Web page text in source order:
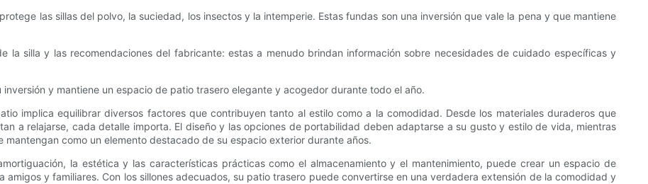
las sillas del polvo, la suciedad, los insectos y la intemperie. Estas fundas son una inversión que vale la pena y que mantiene
la silla y las recomendaciones del fabricante: estas a menudo brindan información sobre necesidades de cuidado específicas y
y mantiene un espacio de patio trasero elegante y acogedor durante todo el año.
implica equilibrar diversos factores que contribuyen tanto al estilo como a la comodidad. Desde los materiales duraderos que
a relajarse, cada detalle importa. El diseño y las opciones de portabilidad deben adaptarse a su gusto y estilo de vida, mientras
como un elemento destacado de su espacio exterior durante años.
la estética y las características prácticas como el almacenamiento y el mantenimiento, puede crear un espacio de
y familiares. Con los sillones adecuados, su patio trasero puede convertirse en una verdadera extensión de la comodidad y